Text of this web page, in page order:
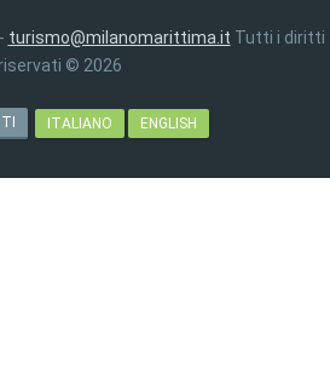
turismo@milanomarittima.it Tutti i diritti
riservati © 2026
ITALIANO ENGLISH